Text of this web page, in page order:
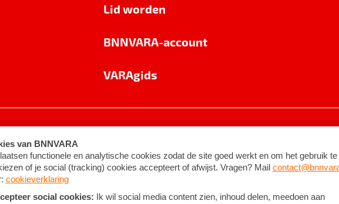
Lid worden
BNNVARA-account
VARAgids
Algemene voorwaarden ©2026BNNVARA